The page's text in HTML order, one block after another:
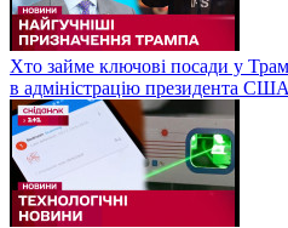
Хто займе ключові посади у
в адміністрацію президента